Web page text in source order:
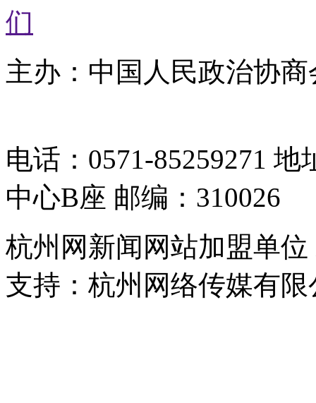
们
主办：中国人民政治协
电话：0571-85259271
中心B座 邮编：310026
杭州网新闻网站加盟单
支持：杭州网络传媒有限